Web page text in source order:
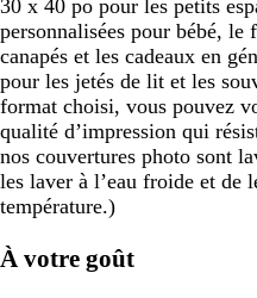
30 x 40 po pour les petits
personnalisées pour bébé,
canapés et les cadeaux en
pour les jetés de lit et les
format choisi, vous pouvez
qualité d’impression qui
nos couvertures photo sont
les laver à l’eau froide et de
température.)
À votre goût